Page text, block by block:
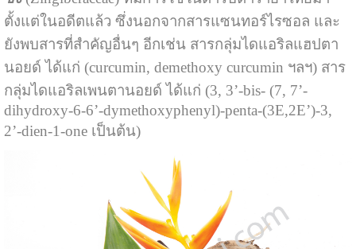
ตั้งแต่ในอดีตแล้ว ซึ่งนอกจากสารแซนทอร์ไรซอล และ
ยังพบสารที่สำคัญอื่นๆ อีกเช่น สารกลุ่มไดแอริลแฮปตา
นอยด์ ได้แก่ (curcumin, demethoxy curcumin ฯลฯ) สาร
กลุ่มไดแอริลเพนตานอยด์ ได้แก่ (3, 3’-bis- (7, 7’-
dihydroxy-6-6’-dymethoxyphenyl)-penta-(3E,2E’)-3,
2’-dien-1-one เป็นต้น)